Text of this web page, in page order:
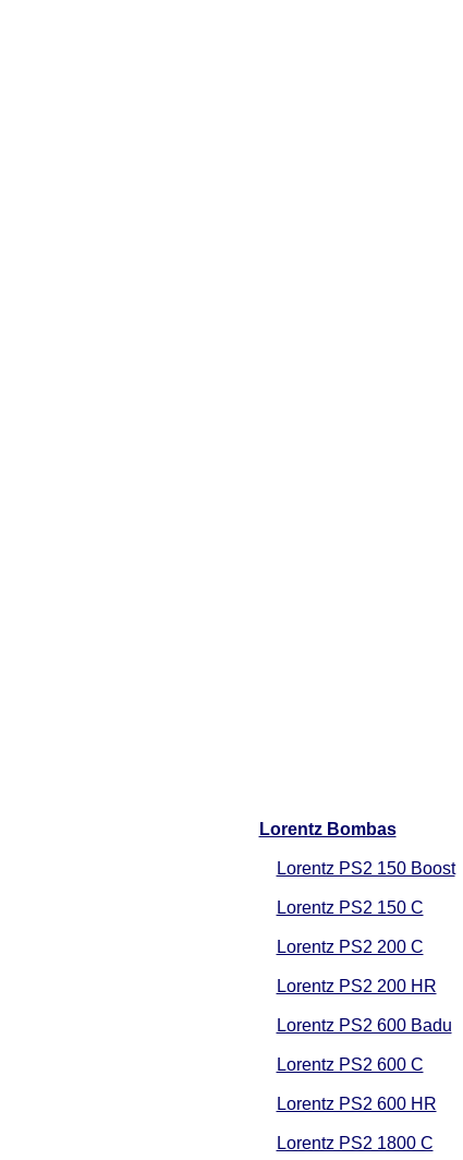
Lorentz Bombas
Lorentz PS2 150 Boost
Lorentz PS2 150 C
Lorentz PS2 200 C
Lorentz PS2 200 HR
Lorentz PS2 600 Badu
Lorentz PS2 600 C
Lorentz PS2 600 HR
Lorentz PS2 1800 C